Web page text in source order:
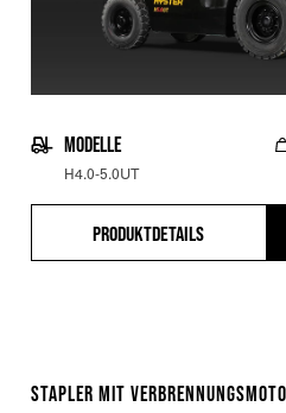
MODELLE
H4.0-5.0UT
PRODUKTDETAILS
STAPLER MIT